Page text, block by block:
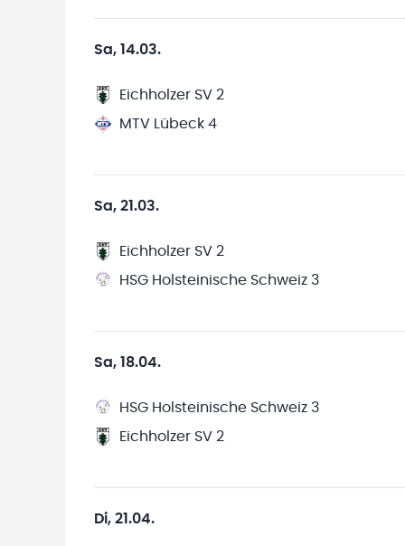
Sa, 14.03.
Eichholzer SV 2
MTV Lübeck 4
Sa, 21.03.
Eichholzer SV 2
HSG Holsteinische Schweiz 3
Sa, 18.04.
HSG Holsteinische Schweiz 3
Eichholzer SV 2
Di, 21.04.